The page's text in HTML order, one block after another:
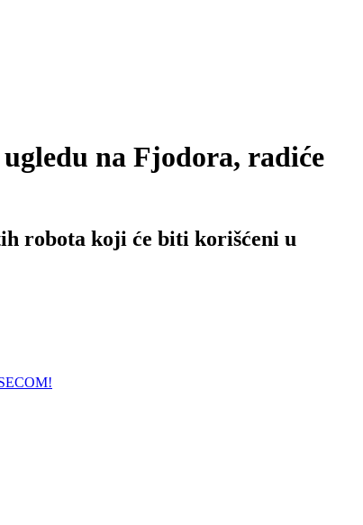
na Fjodora, radiće
robota koji će biti korišćeni u